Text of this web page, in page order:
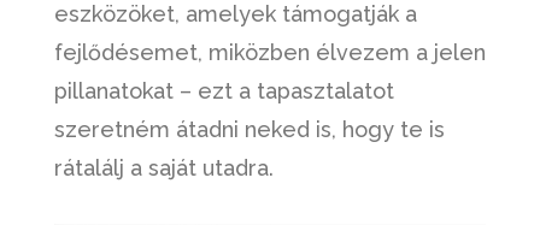
eszközöket, amelyek támogatják a
fejlődésemet, miközben élvezem a jelen
pillanatokat – ezt a tapasztalatot
szeretném átadni neked is, hogy te is
rátalálj a saját utadra.